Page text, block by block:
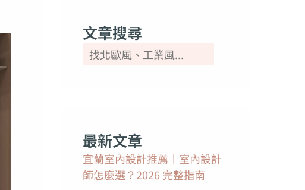
文章搜尋
最新文章
宜蘭室內設計推薦｜室內設計
師怎麼選？2026 完整指南